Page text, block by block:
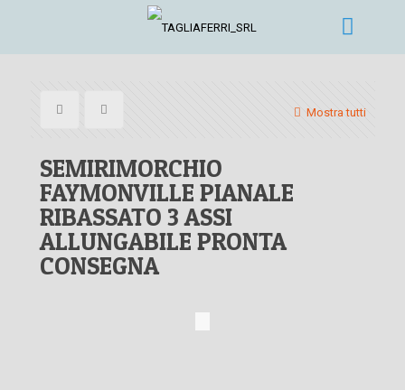
Mostra tutti
SEMIRIMORCHIO
FAYMONVILLE PIANALE
RIBASSATO 3 ASSI
ALLUNGABILE PRONTA
CONSEGNA